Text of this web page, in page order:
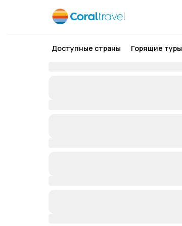
Доступные страны Горящие туры